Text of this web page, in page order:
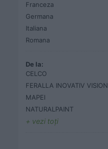
Franceza
Germana
Italiana
Romana
De la:
CELCO
FERALLA INOVATIV VISION
MAPEI
NATURALPAINT
vezi toţi